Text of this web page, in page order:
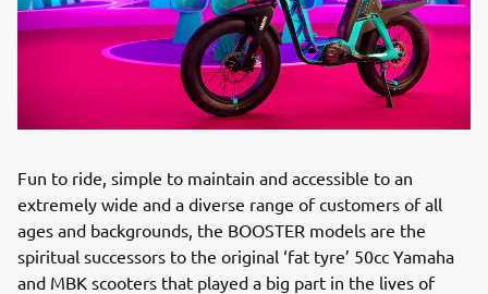
Fun to ride, simple to maintain and accessible to an
extremely wide and a diverse range of customers of all
ages and backgrounds, the BOOSTER models are the
spiritual successors to the original ‘fat tyre’ 50cc Yamaha
and MBK scooters that played a big part in the lives of